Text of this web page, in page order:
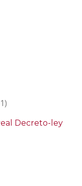
Decreto-ley